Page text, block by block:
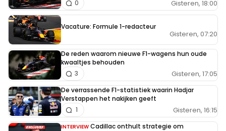
Gisteren, 18:00
0
Vacature: Formule 1-redacteur
Gisteren, 07:20
De reden waarom nieuwe F1-wagens hun oude
kwaaltjes behouden
Gisteren, 17:05
3
De verrassende F1-statistiek waarin Hadjar
Verstappen het nakijken geeft
Gisteren, 16:15
1
INTERVIEW Cadillac onthult strategie om